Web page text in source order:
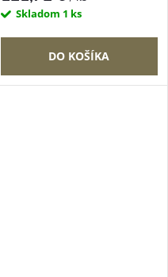
Skladom 1 ks
DO KOŠÍKA